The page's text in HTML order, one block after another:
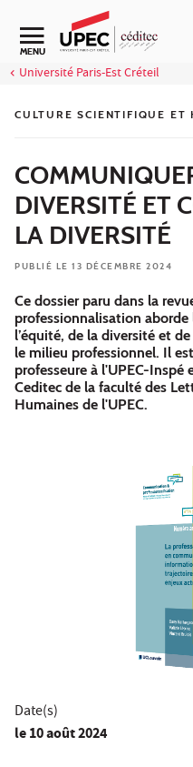
Aller au contenu
MENU
Université Paris-Est Créteil
CULTURE SCIENTIFIQUE ET
DIVERSITÉ ET
LA DIVERSITÉ
PUBLIÉ LE 13 DÉCEMBRE 2024
Ce dossier paru dans la
professionnalisation
l’équité, de la diversité et
le milieu professionnel. Il
professeure à l'UPEC-
Ceditec de la faculté des
Humaines de l'UPEC.
Date(s)
le10 août 2024